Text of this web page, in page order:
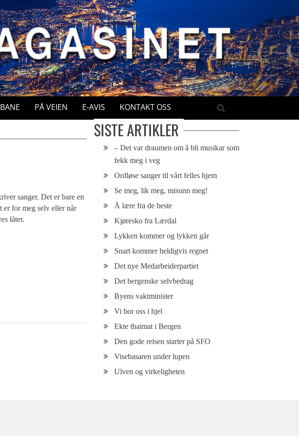
PÅ VEIEN E-AVIS KONTAKT OSS
sanger. Det er bare en
er for meg selv eller når
låter.
SISTE ARTIKLER
– Det var draumen om å bli musikar som
fekk meg i veg
Ordløse sanger til vårt felles hjem
Se meg, lik meg, misunn meg!
Å lære fra de beste
Kjøresko fra Lærdal
Lykken kommer og lykken går
Snart kommer heldigvis regnet
Det nye Medarbeiderpartiet
Det bergenske selvbedrag
Byens vaktminister
Vi bor oss i hjel
Ekte thaimat i Bergen
Den gode reisen starter på SFO
Visebasaren under lupen
Ulven og virkeligheten